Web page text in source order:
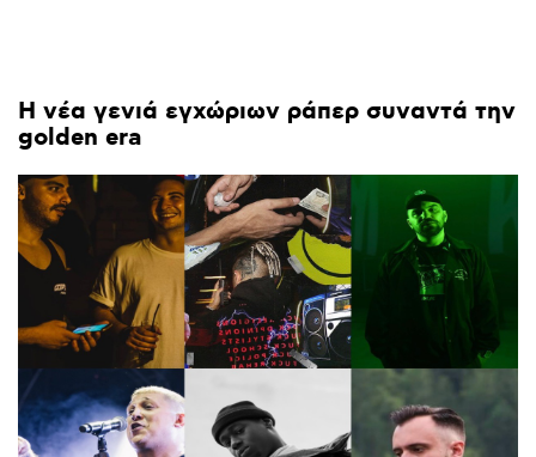
H νέα γενιά εγχώριων ράπερ συναντά την
golden era